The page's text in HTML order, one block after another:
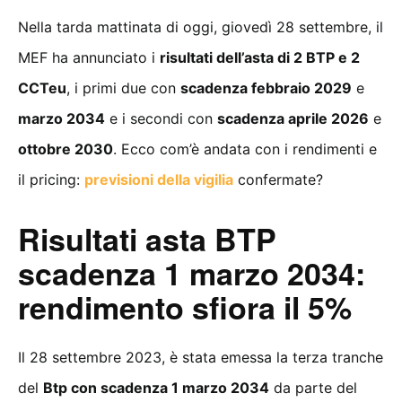
Nella tarda mattinata di oggi, giovedì 28 settembre, il
MEF ha annunciato i risultati dell’asta di 2 BTP e 2
CCTeu, i primi due con scadenza febbraio 2029 e
marzo 2034 e i secondi con scadenza aprile 2026 e
ottobre 2030. Ecco com’è andata con i rendimenti e
il pricing: previsioni della vigilia confermate?
Risultati asta BTP
scadenza 1 marzo 2034:
rendimento sfiora il 5%
Il 28 settembre 2023, è stata emessa la terza tranche
del Btp con scadenza 1 marzo 2034 da parte del